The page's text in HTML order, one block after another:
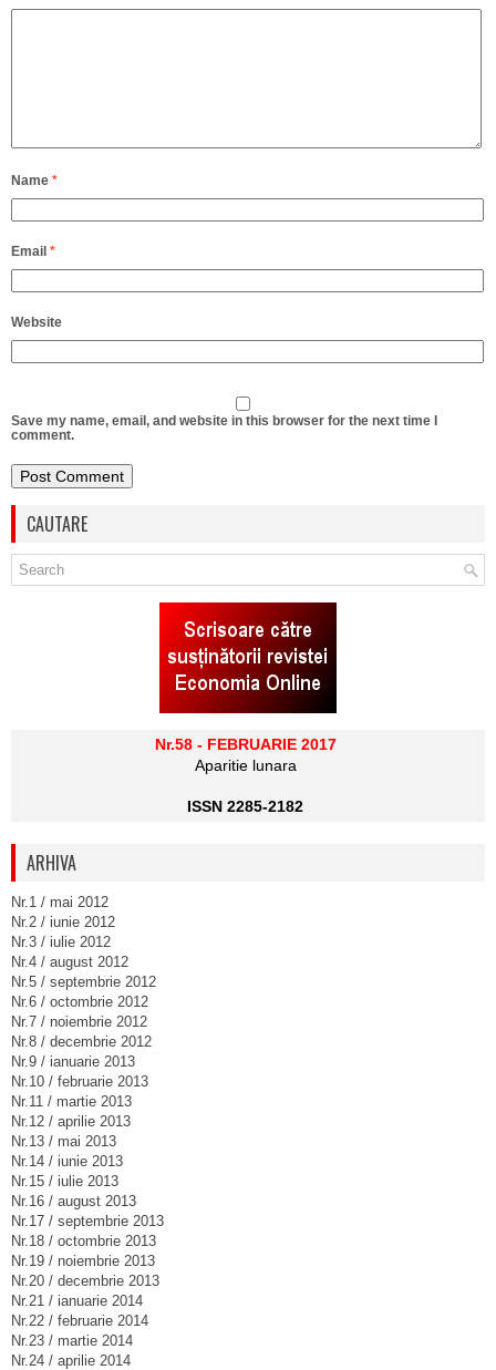
Name *
Email *
Website
Save my name, email, and website in this browser for the next time I
comment.
CAUTARE
Nr.58 - FEBRUARIE 2017
Aparitie lunara
ISSN 2285-2182
ARHIVA
Nr.1 / mai 2012
Nr.2 / iunie 2012
Nr.3 / iulie 2012
Nr.4 / august 2012
Nr.5 / septembrie 2012
Nr.6 / octombrie 2012
Nr.7 / noiembrie 2012
Nr.8 / decembrie 2012
Nr.9 / ianuarie 2013
Nr.10 / februarie 2013
Nr.11 / martie 2013
Nr.12 / aprilie 2013
Nr.13 / mai 2013
Nr.14 / iunie 2013
Nr.15 / iulie 2013
Nr.16 / august 2013
Nr.17 / septembrie 2013
Nr.18 / octombrie 2013
Nr.19 / noiembrie 2013
Nr.20 / decembrie 2013
Nr.21 / ianuarie 2014
Nr.22 / februarie 2014
Nr.23 / martie 2014
Nr.24 / aprilie 2014